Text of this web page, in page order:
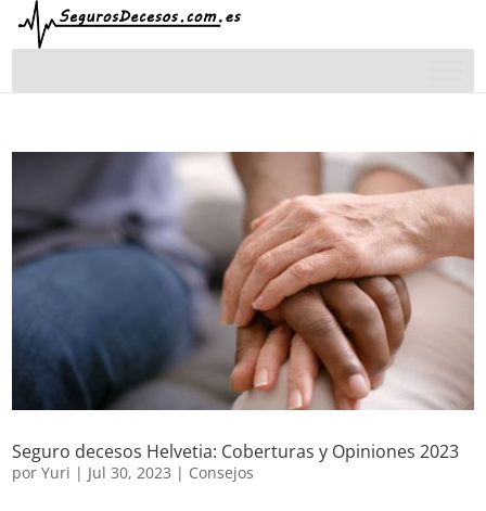
Seguro decesos Helvetia: Coberturas y Opiniones 2023
porYuri | Jul 30, 2023 | Consejos